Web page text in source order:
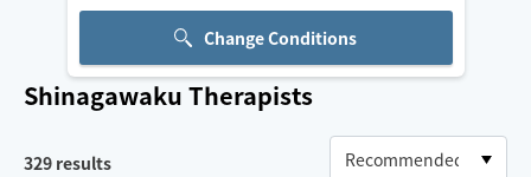
Change Conditions
Shinagawaku Therapists
329 results